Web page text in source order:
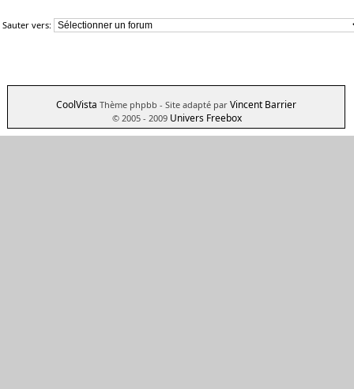
Sauter vers:
CoolVista Thème phpbb - Site adapté par Vincent Barrier
© 2005 - 2009 Univers Freebox